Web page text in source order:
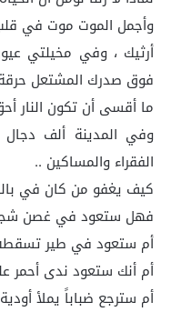
وأجمل الموت موت في
أرثيك ، وفي مخيلتي
فوق صدرك المشتعل
ما أقسى أن تكون النار
وفي المدينة ألف
الفقراء والمساكين ..
كيف يغفو من كان في
فهل ستعود في غصن
أم ستعود في طير
أم أنك ستعود ندى أحمر
أم سترجع ضباباً يملأ